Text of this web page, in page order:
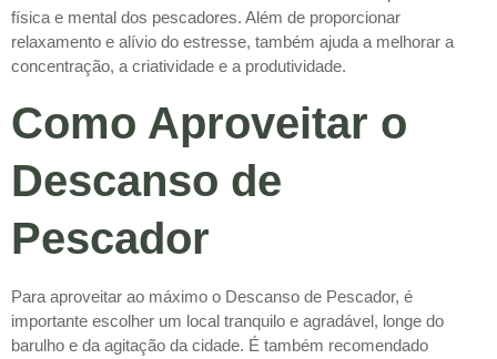
física e mental dos pescadores. Além de proporcionar
relaxamento e alívio do estresse, também ajuda a melhorar a
concentração, a criatividade e a produtividade.
Como Aproveitar o
Descanso de
Pescador
Para aproveitar ao máximo o Descanso de Pescador, é
importante escolher um local tranquilo e agradável, longe do
barulho e da agitação da cidade. É também recomendado